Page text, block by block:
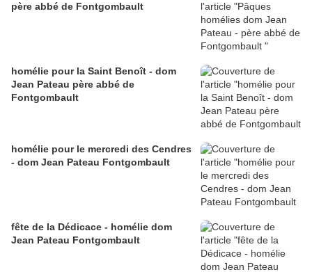
père abbé de Fontgombault
homélie pour la Saint Benoît - dom
Jean Pateau père abbé de
Fontgombault
homélie pour le mercredi des Cendres
- dom Jean Pateau Fontgombault
fête de la Dédicace - homélie dom
Jean Pateau Fontgombault